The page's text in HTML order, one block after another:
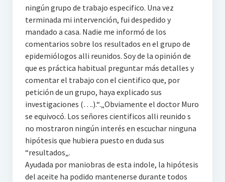
ningún grupo de trabajo especifico. Una vez
terminada mi intervención, fui despedido y
mandado a casa. Nadie me informó de los
comentarios sobre los resultados en el grupo de
epidemiólogos alli reunidos. Soy de la opinión de
que es práctica habitual preguntar más detalles y
comentar el trabajo con el cientifico que, por
petición de un grupo, haya explicado sus
investigaciones (….).“.„Obviamente el doctor Muro
se equivocó. Los señores cientificos alli reunido s
no mostraron ningún interés en escuchar ninguna
hipótesis que hubiera puesto en duda sus
“resultados„.
Ayudada por maniobras de esta indole, la hipótesis
del aceite ha podido mantenerse durante todos